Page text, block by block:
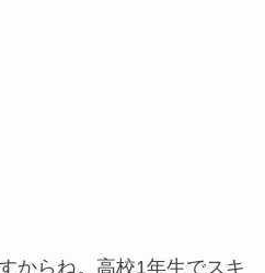
からね。高校1年生でスキ